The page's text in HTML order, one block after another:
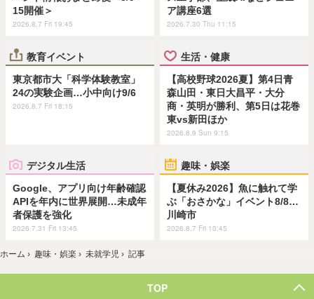
15開催＞
2026.8.7 Fri 19:45
ア講座6選
2026.7.30 Thu 11:15
教育イベント
東京都市大「科学体験教室」
24の実験企画…小中向け9/6
2026.8.7 Fri 18:15
生活・健康
【高校野球2026夏】第4日青
森山田・東日大昌平・大分
商・英明が勝利、第5日は花巻
東vs新田ほか
2026.8.9 Sun 9:15
デジタル生活
Google、アプリ向け年齢確認
APIを年内に世界展開…未成年
者保護を強化
2026.7.31 Fri 13:45
趣味・娯楽
【夏休み2026】魚に触れて学
ぶ「おさかな」イベント8/8…
川崎市
2026.8.7 Fri 10:45
ホーム › 趣味・娯楽 › 未就学児 › 記事
TOP